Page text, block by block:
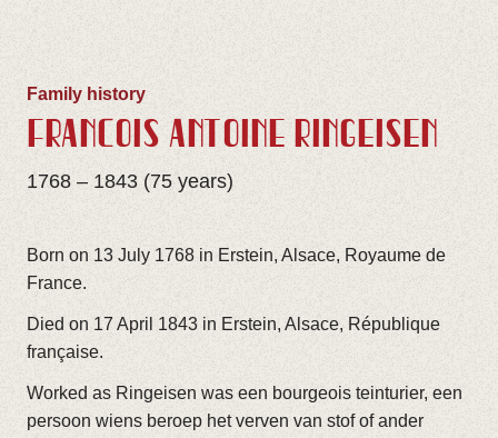
Family history
FRANÇOIS ANTOINE RINGEISEN
1768 – 1843 (75 years)
Born on 13 July 1768 in Erstein, Alsace, Royaume de
France.
Died on 17 April 1843 in Erstein, Alsace, République
française.
Worked as Ringeisen was een bourgeois teinturier, een
persoon wiens beroep het verven van stof of ander